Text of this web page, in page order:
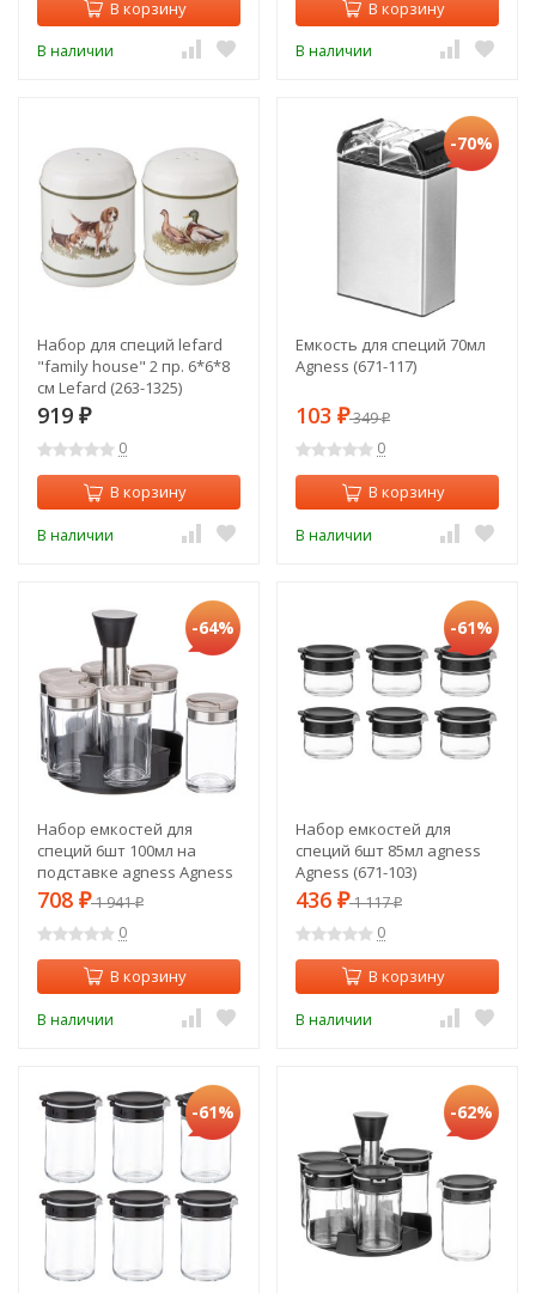
В корзину
В наличии
В корзину
В наличии
Набор для специй lefard
"family house" 2 пр. 6*6*8
см Lefard (263-1325)
919 ₽
0
В корзину
В наличии
-70%
Емкость для специй 70мл
Agness (671-117)
103 ₽349₽
0
В корзину
В наличии
-64%
Набор емкостей для
специй 6шт 100мл на
подставке agness Agness
(671-108)
708 ₽1 941₽
0
В корзину
В наличии
-61%
Набор емкостей для
специй 6шт 85мл agness
Agness (671-103)
436 ₽1 117₽
0
В корзину
В наличии
-61% -62%